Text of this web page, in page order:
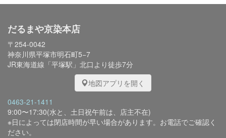
だるまや京染本店
〒254-0042
神奈川県平塚市明石町5−7
JR東海道線「平塚駅」北口より徒歩7分
地図アプリを開く
0463-21-1411
9:00〜17:30(水と、土日祝午前は、店主不在)
※日によっては閉店時間が早い場合があります。お電話でご確認く
ださい。